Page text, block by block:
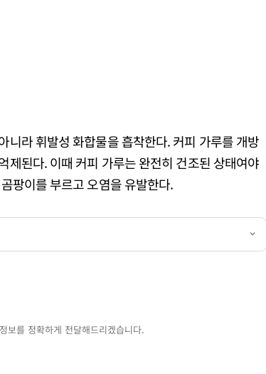
니라 휘발성 화합물을 흡착한다. 커피 가루를 개방
제된다. 이때 커피 가루는 완전히 건조된 상태여야
팡이를 부르고 오염을 유발한다.
보를 정확하게 전달해드리겠습니다.